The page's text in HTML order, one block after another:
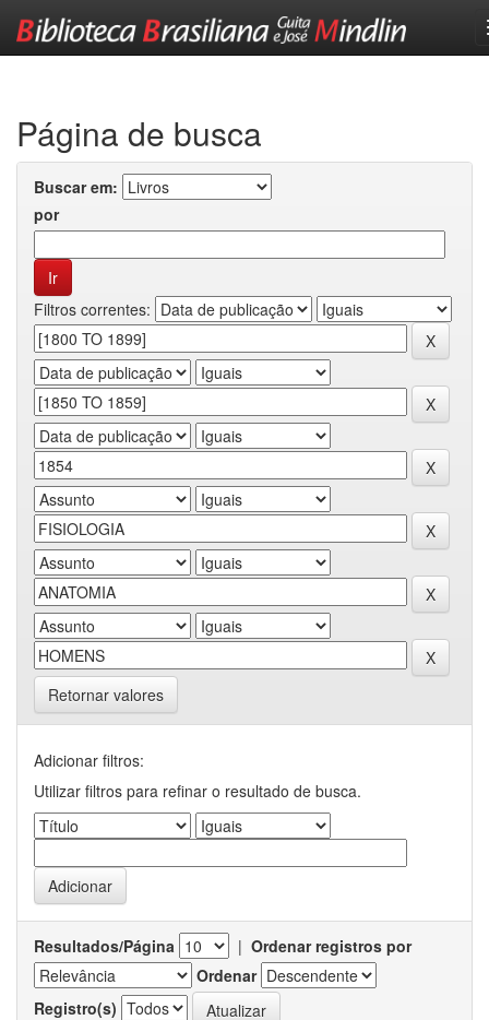
Página de busca
Buscar em:
por
Filtros correntes:
Retornar valores
Adicionar filtros:
Utilizar filtros para refinar o resultado de busca.
Resultados/Página | Ordenar registros por
Ordenar
Registro(s)